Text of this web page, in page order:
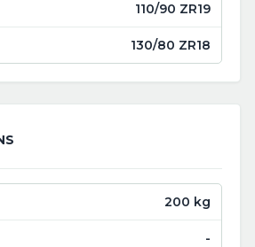
110/90 ZR19
130/80 ZR18
200 kg
-